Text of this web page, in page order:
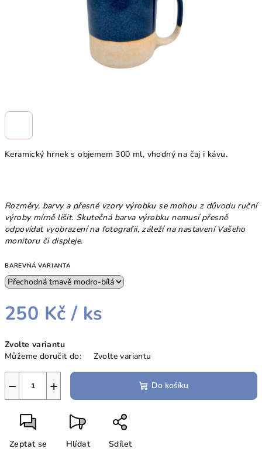
Keramický hrnek s objemem 300 ml, vhodný na čaj i kávu.
Rozměry, barvy a přesné vzory výrobku se mohou z důvodu ruční
výroby mírně lišit. Skutečná barva výrobku nemusí přesně
odpovídat vyobrazení na fotografii, záleží na nastavení Vašeho
monitoru či displeje.
BAREVNÁ VARIANTA
250 Kč/ ks
cena:
Zvolte variantu
Můžeme doručit do:
Zvolte variantu
+
− Do košíku
Zeptat se Hlídat Sdílet